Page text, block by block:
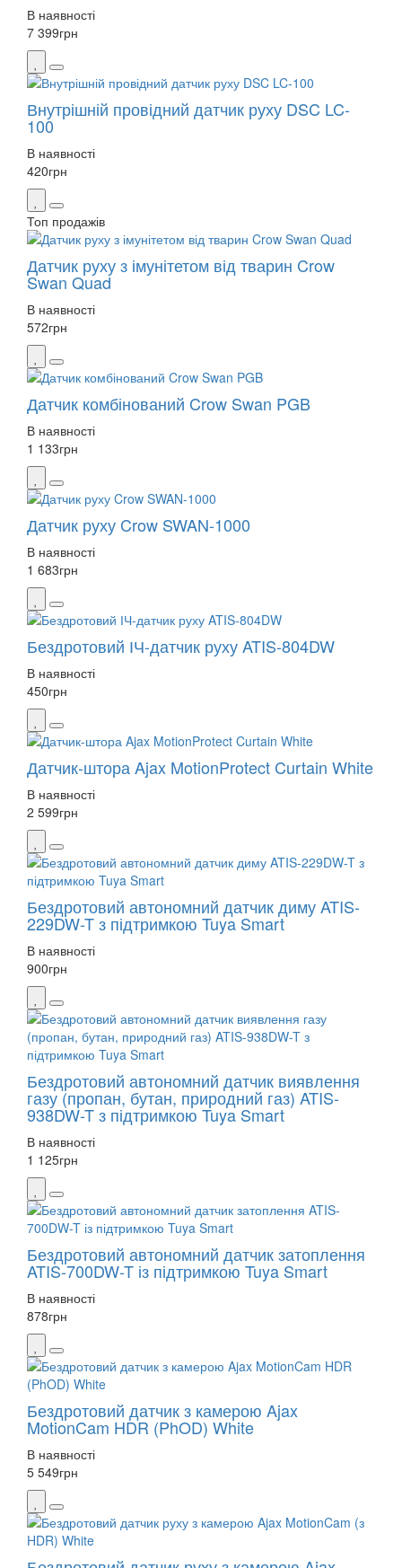
В наявності
7 399грн
Внутрішній провідний датчик руху DSC LC-
100
В наявності
420грн
Топ продажів
Датчик руху з імунітетом від тварин Crow
Swan Quad
В наявності
572грн
Датчик комбінований Crow Swan PGB
В наявності
1 133грн
Датчик руху Crow SWAN-1000
В наявності
1 683грн
Бездротовий ІЧ-датчик руху ATIS-804DW
В наявності
450грн
Датчик-штора Ajax MotionProtect Curtain White
В наявності
2 599грн
Бездротовий автономний датчик диму ATIS-
229DW-T з підтримкою Tuya Smart
В наявності
900грн
Бездротовий автономний датчик виявлення
газу (пропан, бутан, природний газ) ATIS-
938DW-T з підтримкою Tuya Smart
В наявності
1 125грн
Бездротовий автономний датчик затоплення
ATIS-700DW-T із підтримкою Tuya Smart
В наявності
878грн
Бездротовий датчик з камерою Ajax
MotionCam HDR (PhOD) White
В наявності
5 549грн